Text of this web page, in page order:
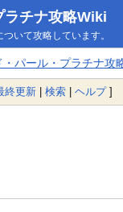
ラチナ攻略Wiki
いて攻略しています。
パール・プラチナ攻
終更新 | 検索 | ヘルプ]